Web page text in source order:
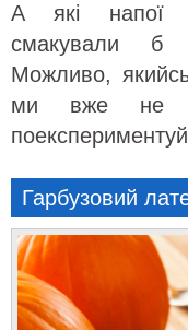
А які напої з
смакували б
Можливо,
ми вже не
Гарбузовий